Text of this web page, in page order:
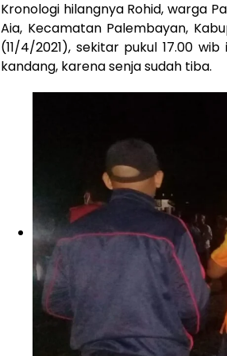
Kronologi hilangnya Rohid, warga
Aia, Kecamatan Palembayan,
(11/4/2021), sekitar pukul 17.00
kandang, karena senja sudah tiba.